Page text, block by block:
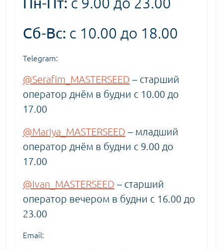
Сб-Вс: с 10.00 до 18.00
Telegram:
@Serafim_MASTERSEED – старший
оператор днём в будни с 10.00 до
17.00
@Mariya_MASTERSEED – младший
оператор днём в будни с 9.00 до
17.00
@Ivan_MASTERSEED – старший
оператор вечером в будни с 16.00 до
23.00
Email: